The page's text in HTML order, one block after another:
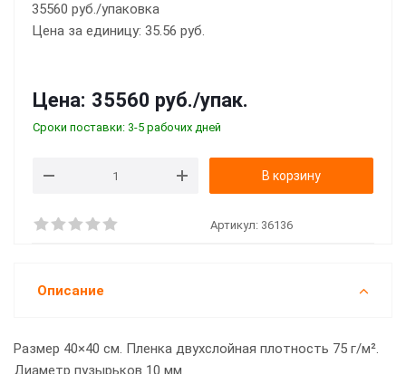
35560 руб./упаковка
Цена за единицу: 35.56 руб.
Цена: 35560 руб./упак.
Сроки поставки: 3-5 рабочих дней
В корзину
Артикул: 36136
Описание
Размер 40×40 см. Пленка двухслойная плотность 75 г/м².
Диаметр пузырьков 10 мм.